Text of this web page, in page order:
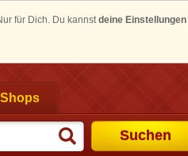
für Dich. Du kannstdeine Einstellungen
Shops
Suchen